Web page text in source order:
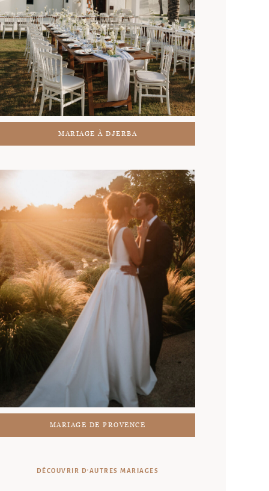
MARIAGE À DJERBA
MARIAGE DE PROVENCE
DÉCOUVRIR D'AUTRES MARIAGES